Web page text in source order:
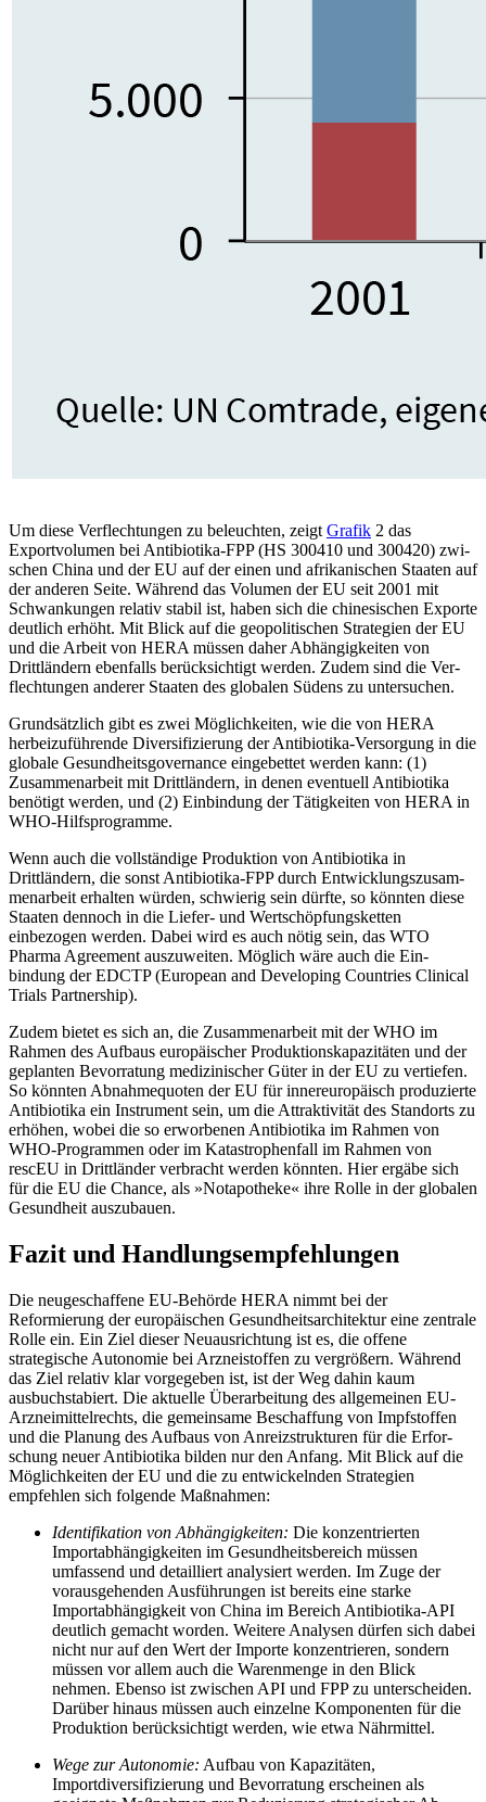
Um diese Verflechtungen zu beleuchten, zeigt Grafik 2 das
Exportvolumen bei Anti­biotika-FPP (HS 300410 und 300420) zwi­
schen China und der EU auf der einen und afrikanischen Staaten auf
der anderen Seite. Während das Volumen der EU seit 2001 mit
Schwankungen relativ stabil ist, haben sich die chinesischen Exporte
deutlich erhöht. Mit Blick auf die geopolitischen Strategien der EU
und die Arbeit von HERA müssen daher Abhängigkeiten von
Drittländern ebenfalls berücksichtigt werden. Zudem sind die Ver­
flechtungen anderer Staaten des globalen Südens zu untersuchen.
Grundsätzlich gibt es zwei Möglichkeiten, wie die von HERA
herbeizuführende Diversifizierung der Antibiotika-Versorgung in die
globale Gesundheitsgovernance ein­gebettet werden kann: (1)
Zusammenarbeit mit Drittländern, in denen eventuell Anti­biotika
benötigt werden, und (2) Einbindung der Tätigkeiten von HERA in
WHO-Hilfsprogramme.
Wenn auch die vollständige Produktion von Antibiotika in
Drittländern, die sonst Antibiotika-FPP durch Entwicklungszusam­
menarbeit erhalten würden, schwierig sein dürfte, so könnten diese
Staaten dennoch in die Liefer- und Wertschöpfungsketten
einbezogen werden. Dabei wird es auch nötig sein, das WTO
Pharma Agreement aus­zuweiten. Möglich wäre auch die Ein­
bindung der EDCTP (European and Devel­oping Countries Clinical
Trials Partnership).
Zudem bietet es sich an, die Zusammenarbeit mit der WHO im
Rahmen des Auf­baus europäischer Produktionskapazitäten und der
geplanten Bevorratung medizini­scher Güter in der EU zu vertiefen.
So könn­ten Abnahmequoten der EU für innereuropäisch produzierte
Antibiotika ein Instrument sein, um die Attraktivität des Stand­orts zu
erhöhen, wobei die so erworbenen Antibiotika im Rahmen von
WHO-Program­men oder im Katastrophenfall im Rahmen von
rescEU in Drittländer verbracht werden könnten. Hier ergäbe sich
für die EU die Chance, als »Notapotheke« ihre Rolle in der globalen
Gesundheit auszubauen.
Fazit und Handlungsempfehlungen
Die neugeschaffene EU-Behörde HERA nimmt bei der
Reformierung der europäischen Gesundheitsarchitektur eine zentrale
Rolle ein. Ein Ziel dieser Neuausrichtung ist es, die offene
strategische Autonomie bei Arzneistoffen zu vergrößern. Während
das Ziel relativ klar vorgegeben ist, ist der Weg dahin kaum
ausbuchstabiert. Die aktuelle Überarbeitung des allgemeinen EU-
Arznei­mittelrechts, die gemeinsame Beschaffung von Impfstoffen
und die Planung des Auf­baus von Anreizstrukturen für die Erfor­
schung neuer Antibiotika bil­den nur den Anfang. Mit Blick auf die
Möglichkeiten der EU und die zu entwickelnden Strategien
empfehlen sich folgende Maßnahmen:
Identifikation von Abhängigkeiten: Die kon­zentrierten
Importabhängigkeiten im Gesundheitsbereich müssen
umfassend und detailliert analysiert werden. Im Zuge der
vorausgehenden Ausführungen ist bereits eine starke
Importabhängig­keit von China im Bereich Antibiotika-API
deutlich gemacht worden. Weitere Analy­sen dürfen sich dabei
nicht nur auf den Wert der Importe konzentrieren, sondern
müssen vor allem auch die Warenmenge in den Blick
nehmen. Ebenso ist zwischen API und FPP zu unterscheiden.
Darüber hinaus müssen auch einzelne Kompo­nen­ten für die
Produktion berücksichtigt werden, wie etwa Nährmittel.
Wege zur Autonomie: Aufbau von Kapazi­täten,
Importdiversifizierung und Bevorratung erscheinen als